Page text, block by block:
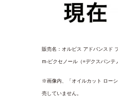
販売名：オルビス アドバンスド
m‐ピクセノール（=デクスパン
※画像内、「オイルカット ロー
売していません。